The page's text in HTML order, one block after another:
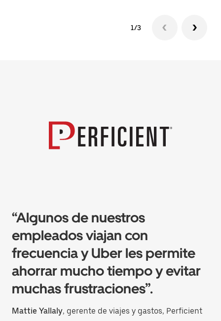
1/3
“Algunos de nuestros
empleados viajan con
frecuencia y Uber les permite
ahorrar mucho tiempo y evitar
muchas frustraciones”.
Mattie Yallaly, gerente de viajes y gastos, Perficient